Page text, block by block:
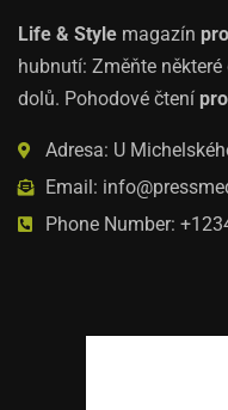
Life & Style magazín
hubnutí: Změňte
dolů. Pohodové čtení
Adresa: U
Email:
Phone Number: